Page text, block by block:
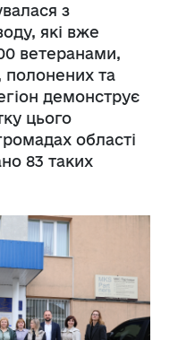
з
які вже
ветеранами,
полонених та
демонструє
цього
області
83 таких